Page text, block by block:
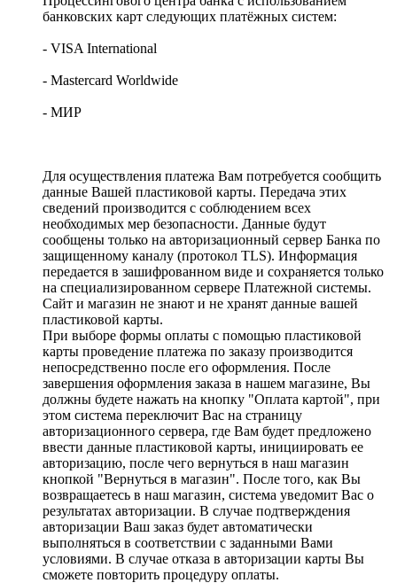
банковских карт следующих платёжных систем:
- VISA International
- Mastercard Worldwide
- МИР
Для осуществления платежа Вам потребуется сообщить
данные Вашей пластиковой карты. Передача этих
сведений производится с соблюдением всех
необходимых мер безопасности. Данные будут
сообщены только на авторизационный сервер Банка по
защищенному каналу (протокол TLS). Информация
передается в зашифрованном виде и сохраняется только
на специализированном сервере Платежной системы.
Сайт и магазин не знают и не хранят данные вашей
пластиковой карты.
При выборе формы оплаты с помощью пластиковой
карты проведение платежа по заказу производится
непосредственно после его оформления. После
завершения оформления заказа в нашем магазине, Вы
должны будете нажать на кнопку "Оплата картой", при
этом система переключит Вас на страницу
авторизационного сервера, где Вам будет предложено
ввести данные пластиковой карты, инициировать ее
авторизацию, после чего вернуться в наш магазин
кнопкой "Вернуться в магазин". После того, как Вы
возвращаетесь в наш магазин, система уведомит Вас о
результатах авторизации. В случае подтверждения
авторизации Ваш заказ будет автоматически
выполняться в соответствии с заданными Вами
условиями. В случае отказа в авторизации карты Вы
сможете повторить процедуру оплаты.